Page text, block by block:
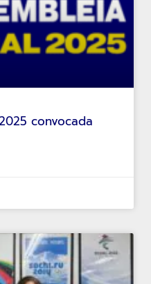
convocada